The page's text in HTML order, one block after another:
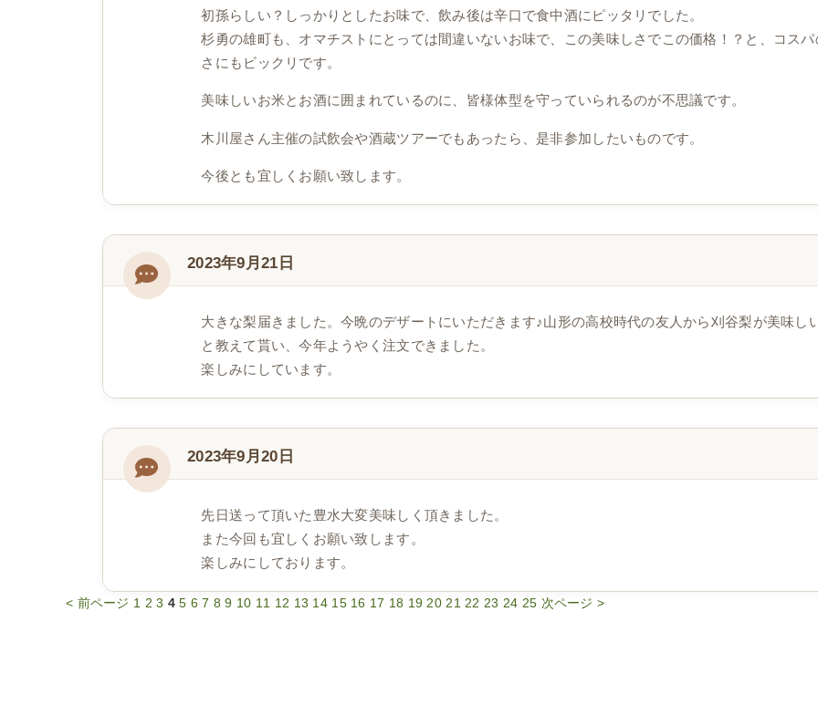
初孫らしい？しっかりとしたお味で、飲み後は辛口で食中酒にピッタリでした。
杉勇の雄町も、オマチストにとっては間違いないお味で、この美味しさでこの価格！？と、コスパ
さにもビックリです。
美味しいお米とお酒に囲まれているのに、皆様体型を守っていられるのが不思議です。
木川屋さん主催の試飲会や酒蔵ツアーでもあったら、是非参加したいものです。
今後とも宜しくお願い致します。
2023年9月21日
大きな梨届きました。今晩のデザートにいただきます♪山形の高校時代の友人から刈谷梨が美味し
と教えて貰い、今年ようやく注文できました。
楽しみにしています。
2023年9月20日
先日送って頂いた豊水大変美味しく頂きました。
また今回も宜しくお願い致します。
楽しみにしております。
< 前ページ 1 23 4 5 67 89 10 11 12 13 14 15 16 17 18 19 20 21 22 23 24 25 次ページ >